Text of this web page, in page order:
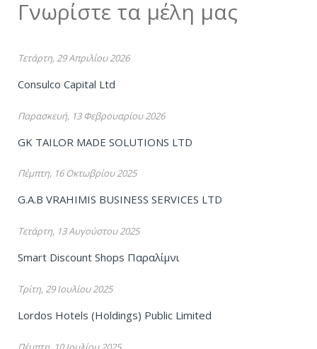
Γνωρίστε τα μέλη μας
Τετάρτη, 29 Απριλίου 2026
Consulco Capital Ltd
Παρασκευή, 13 Φεβρουαρίου 2026
GK TAILOR MADE SOLUTIONS LTD
Πέμπτη, 16 Οκτωβρίου 2025
G.A.B VRAHIMIS BUSINESS SERVICES LTD
Τετάρτη, 13 Αυγούστου 2025
Smart Discount Shops Παραλίμνι
Τρίτη, 29 Ιουλίου 2025
Lordos Hotels (Holdings) Public Limited